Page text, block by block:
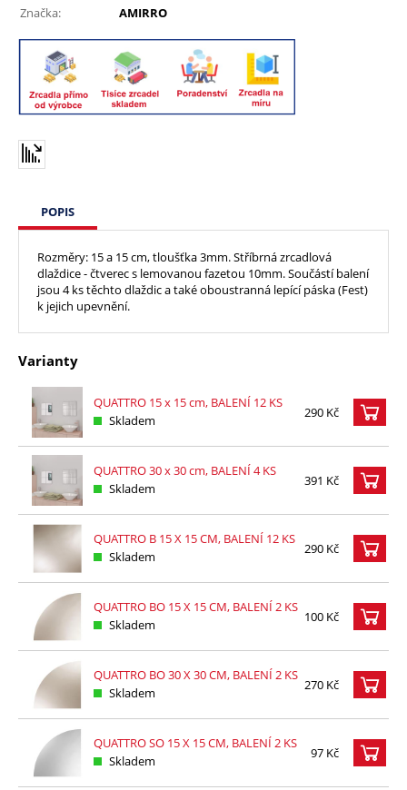
Značka:
AMIRRO
POPIS
Rozměry: 15 a 15 cm, tloušťka 3mm. Stříbrná zrcadlová
dlaždice - čtverec s lemovanou fazetou 10mm. Součástí balení
jsou 4 ks těchto dlaždic a také oboustranná lepící páska (Fest)
k jejich upevnění.
Varianty
QUATTRO 15 x 15 cm, BALENÍ 12 KS
Skladem
290 Kč
QUATTRO 30 x 30 cm, BALENÍ 4 KS
Skladem
391 Kč
QUATTRO B 15 X 15 CM, BALENÍ 12 KS
Skladem
290 Kč
QUATTRO BO 15 X 15 CM, BALENÍ 2 KS
Skladem
100 Kč
QUATTRO BO 30 X 30 CM, BALENÍ 2 KS
Skladem
270 Kč
QUATTRO SO 15 X 15 CM, BALENÍ 2 KS
Skladem
97 Kč